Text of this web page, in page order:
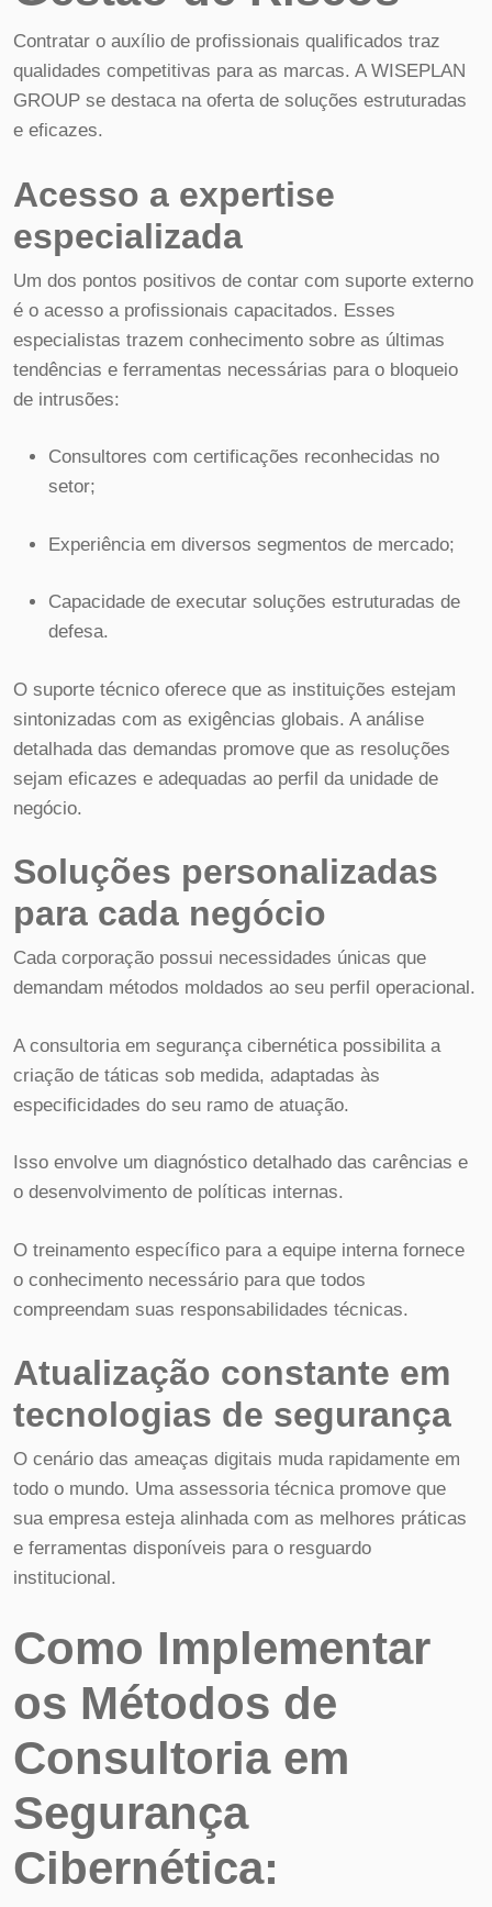
Contratar o auxílio de profissionais qualificados traz
qualidades competitivas para as marcas. A WISEPLAN
GROUP se destaca na oferta de soluções estruturadas
e eficazes.
Acesso a expertise
especializada
Um dos pontos positivos de contar com suporte externo
é o acesso a profissionais capacitados. Esses
especialistas trazem conhecimento sobre as últimas
tendências e ferramentas necessárias para o bloqueio
de intrusões:
Consultores com certificações reconhecidas no
setor;
Experiência em diversos segmentos de mercado;
Capacidade de executar soluções estruturadas de
defesa.
O suporte técnico oferece que as instituições estejam
sintonizadas com as exigências globais. A análise
detalhada das demandas promove que as resoluções
sejam eficazes e adequadas ao perfil da unidade de
negócio.
Soluções personalizadas
para cada negócio
Cada corporação possui necessidades únicas que
demandam métodos moldados ao seu perfil operacional.
A consultoria em segurança cibernética possibilita a
criação de táticas sob medida, adaptadas às
especificidades do seu ramo de atuação.
Isso envolve um diagnóstico detalhado das carências e
o desenvolvimento de políticas internas.
O treinamento específico para a equipe interna fornece
o conhecimento necessário para que todos
compreendam suas responsabilidades técnicas.
Atualização constante em
tecnologias de segurança
O cenário das ameaças digitais muda rapidamente em
todo o mundo. Uma assessoria técnica promove que
sua empresa esteja alinhada com as melhores práticas
e ferramentas disponíveis para o resguardo
institucional.
Como Implementar
os Métodos de
Consultoria em
Segurança
Cibernética: